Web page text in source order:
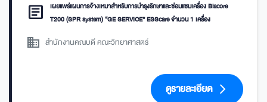
article
เผยแพร่แผนการจ้างเหมาสำหรับการบำรุงรักษาและซ่อมแซมเครื่อง Biacore
T200 (SPR system) “GE SERVICE” ESScare จำนวน 1 เครื่อง
domain สำนักงานคณบดี คณะวิทยาศาสตร์
ดูรายละเอียด arrow_forward_ios